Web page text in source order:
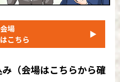
場
こちら
▶
（会場はこちらから確